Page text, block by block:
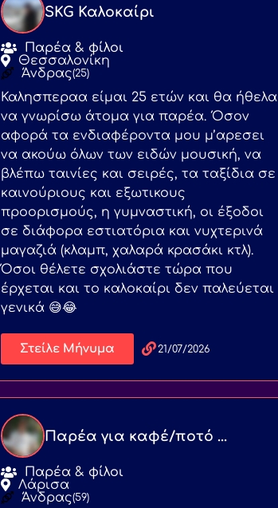
SKG Καλοκαίρι
Παρέα & φίλοι
Θεσσαλονίκη
Άνδρας(25)
Καλησπεραα είμαι 25 ετών και θα ήθελα
να γνωρίσω άτομα για παρέα. Όσον
αφορά τα ενδιαφέροντα μου μ’αρεσει
να ακούω όλων των ειδών μουσική, να
βλέπω ταινίες και σειρές, τα ταξίδια σε
καινούριους και εξωτικους
προορισμούς, η γυμναστική, οι έξοδοι
σε διάφορα εστιατόρια και νυχτερινά
μαγαζιά (κλαμπ, χαλαρά κρασάκι κτλ).
Όσοι θέλετε σχολιάστε τώρα που
έρχεται και το καλοκαίρι δεν παλεύεται
γενικά 😅😂
Στείλε Μήνυμα 21/07/2026
Παρέα για καφέ/ποτό ...
Παρέα & φίλοι
Λάρισα
Άνδρας(59)